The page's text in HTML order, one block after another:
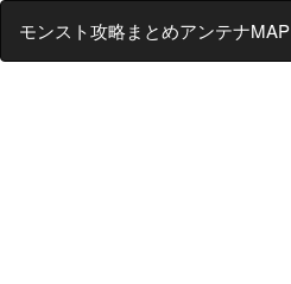
モンスト攻略まとめアンテナMAP